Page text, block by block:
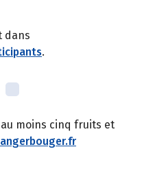
dans
.
moins cinq fruits et